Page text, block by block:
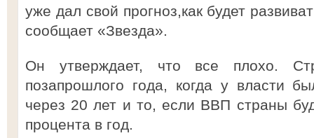
уже дал свой прогноз,как будет
сообщает «Звезда».
Он утверждает, что все плохо.
позапрошлого года, когда у власти
через 20 лет и то, если ВВП страны
процента в год.